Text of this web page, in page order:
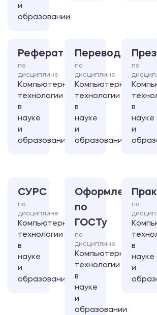
и
образовании
Реферат
по
дисциплине
Компьютерные
технологии
в
науке
и
образовании
Перевод
по
дисциплине
Компьютерные
технологии
в
науке
и
образовании
по
в
науке
и
СУРС
по
дисциплине
Компьютерные
технологии
в
науке
и
образовании
Оформление
по
ГОСТу
по
дисциплине
Компьютерные
технологии
в
науке
и
образовании
по
в
науке
и